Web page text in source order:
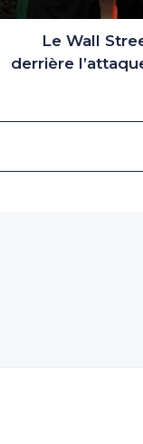
Le Wall
derrière